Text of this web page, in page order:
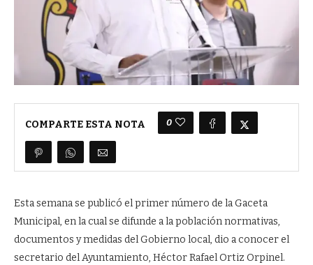
COMPARTE ESTA NOTA 0
Esta semana se publicó el primer número de la Gaceta
Municipal, en la cual se difunde a la población normativas,
documentos y medidas del Gobierno local, dio a conocer el
secretario del Ayuntamiento, Héctor Rafael Ortiz Orpinel.